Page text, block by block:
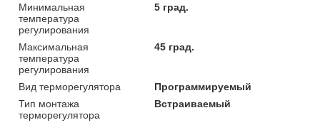
Минимальная
температура
регулирования
5 град.
Максимальная
температура
регулирования
45 град.
Вид терморегулятора
Программируемый
Тип монтажа
терморегулятора
Встраиваемый